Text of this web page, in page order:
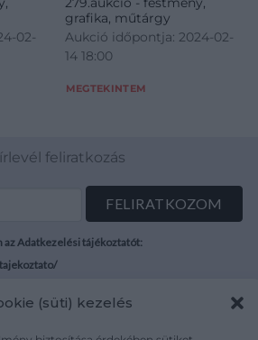
(süti) kezelés
02-
279.aukció - festmény,
grafika, műtárgy
Aukció időpontja: 2024-02-
14 18:00
MEGTEKINTEM
feliratkozás
az Adatkezelési tájékoztatót:
Áraink
ÁSZF